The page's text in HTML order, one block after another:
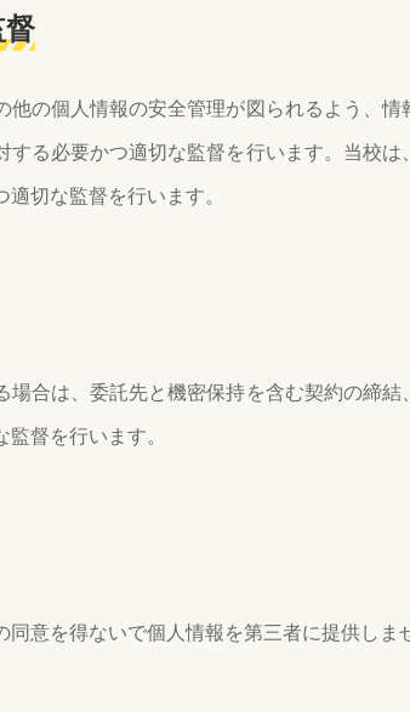
督
の個人情報の安全管理が図られるよう、
る必要かつ適切な監督を行います。当校
切な監督を行います。
合は、委託先と機密保持を含む契約の締
督を行います。
意を得ないで個人情報を第三者に提供しま